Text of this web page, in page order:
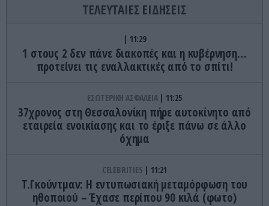
ΤΕΛΕΥΤΑΙΕΣ ΕΙΔΗΣΕΙΣ
11:29
1 στους 2 δεν πάνε διακοπές και η κυβέρνηση…
προτείνει τις εναλλακτικές από το σπίτι!
ΕΣΩΤΕΡΙΚΗ ΑΣΦΑΛΕΙΑ 11:25
37χρονος στη Θεσσαλονίκη πήρε αυτοκίνητο από
εταιρεία ενοικίασης και το έριξε πάνω σε άλλο
όχημα
CELEBRITIES 11:21
Τ.Γκούντμαν: Η εντυπωσιακή μεταμόρφωση του
ηθοποιού – Έχασε περίπου 90 κιλά (φωτο)